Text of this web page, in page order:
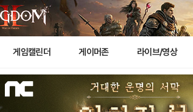
게임캘린더 게이머존 라이브/영상